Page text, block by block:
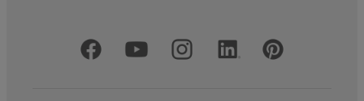
Social media ufficiali